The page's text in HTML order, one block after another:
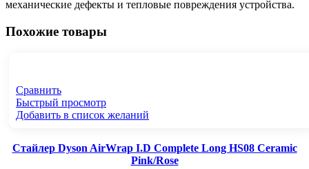
механические дефекты и тепловые повреждения устройства.
Похожие товары
Сравнить
Быстрый просмотр
Добавить в список желаний
Стайлер Dyson AirWrap I.D Complete Long HS08 Ceramic
Pink/Rose